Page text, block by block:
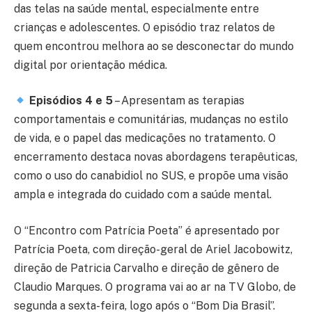
das telas na saúde mental, especialmente entre
crianças e adolescentes. O episódio traz relatos de
quem encontrou melhora ao se desconectar do mundo
digital por orientação médica.
Episódios 4 e 5– Apresentam as terapias
comportamentais e comunitárias, mudanças no estilo
de vida, e o papel das medicações no tratamento. O
encerramento destaca novas abordagens terapêuticas,
como o uso do canabidiol no SUS, e propõe uma visão
ampla e integrada do cuidado com a saúde mental.
O “Encontro com Patrícia Poeta” é apresentado por
Patrícia Poeta, com direção-geral de Ariel Jacobowitz,
direção de Patricia Carvalho e direção de gênero de
Claudio Marques. O programa vai ao ar na TV Globo, de
segunda a sexta-feira, logo após o “Bom Dia Brasil”.